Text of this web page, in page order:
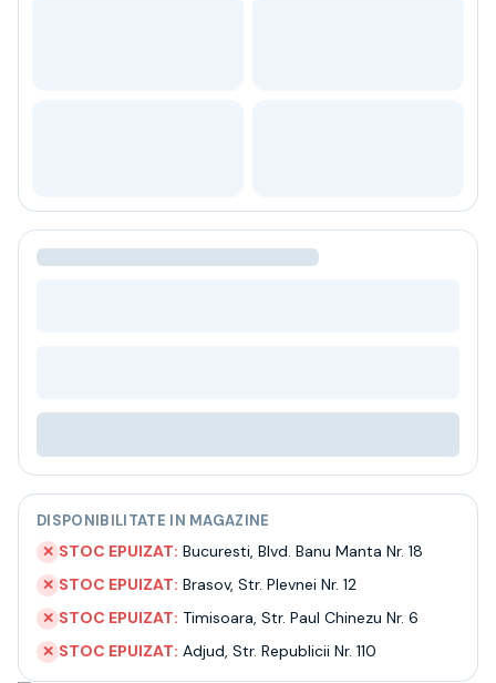
Ceai
Bacanie
BLACK FRIDAY
Contact
Livrare
Termeni si conditii
Politica de confidentialitate
Intrebari frecvente
DISPONIBILITATE IN MAGAZINE
✕ STOC EPUIZAT: Bucuresti, Blvd. Banu Manta Nr. 18
✕ STOC EPUIZAT: Brasov, Str. Plevnei Nr. 12
✕ STOC EPUIZAT: Timisoara, Str. Paul Chinezu Nr. 6
✕ STOC EPUIZAT: Adjud, Str. Republicii Nr. 110